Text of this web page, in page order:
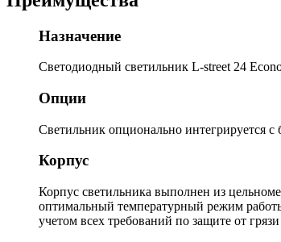
Назначение
Светодиодный светильник L-street 24
Опции
Светильник опционально интегрируется
Корпус
Корпус светильника выполнен из
оптимальный температурный режим
учетом всех требований по защите от